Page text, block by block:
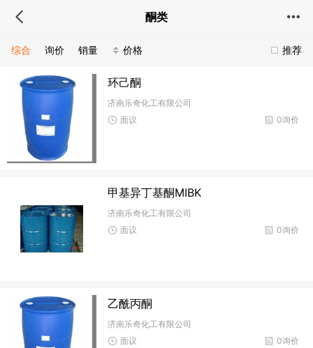
酮类
推荐
综合 询价 销量 价格
环己酮
济南乐奇化工有限公司
0询价
面议
甲基异丁基酮MIBK
济南乐奇化工有限公司
0询价
面议
乙酰丙酮
济南乐奇化工有限公司
0询价
面议